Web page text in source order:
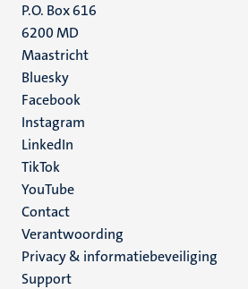
P.O. Box 616
6200 MD
Maastricht
Social
media
Bluesky
Facebook
Instagram
LinkedIn
TikTok
YouTube
Menu
footer
(NL)
Contact
Verantwoording
Privacy & informatiebeveiliging
Support